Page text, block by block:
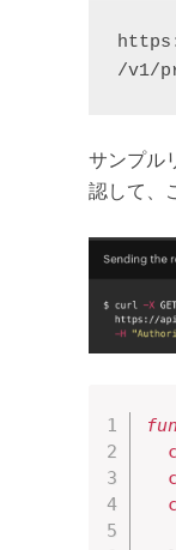
/v1/
サンプル
認して、